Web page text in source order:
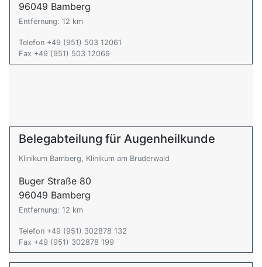
96049 Bamberg
Entfernung: 12 km
Telefon +49 (951) 503 12061
Fax +49 (951) 503 12069
Belegabteilung für Augenheilkunde
Klinikum Bamberg, Klinikum am Bruderwald
Buger Straße 80
96049 Bamberg
Entfernung: 12 km
Telefon +49 (951) 302878 132
Fax +49 (951) 302878 199